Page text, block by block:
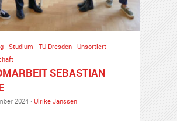
· Studium · TU Dresden · Unsortiert ·
SEBASTIAN
2024 · Ulrike Janssen